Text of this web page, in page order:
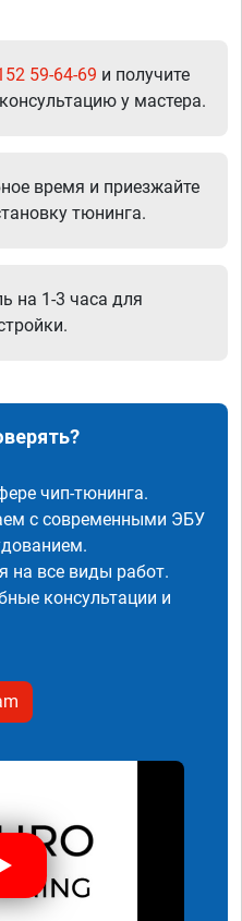
59-64-69 и получите
у мастера.
время и приезжайте
тюнинга.
на 1-3 часа для
чип-тюнинга.
с современными ЭБУ
на все виды работ.
консультации и